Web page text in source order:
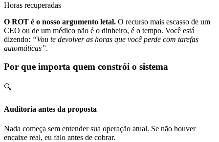
Horas recuperadas
O ROT é o nosso argumento letal. O recurso mais escasso de um
CEO ou de um médico não é o dinheiro, é o tempo. Você está
dizendo: “Vou te devolver as horas que você perde com tarefas
automáticas”.
Por que importa quem constrói o sistema
🔍
Auditoria antes da proposta
Nada começa sem entender sua operação atual. Se não houver
encaixe real, eu falo antes de cobrar.